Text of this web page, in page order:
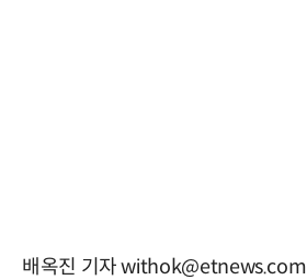
배옥진 기자 withok@etnews.com